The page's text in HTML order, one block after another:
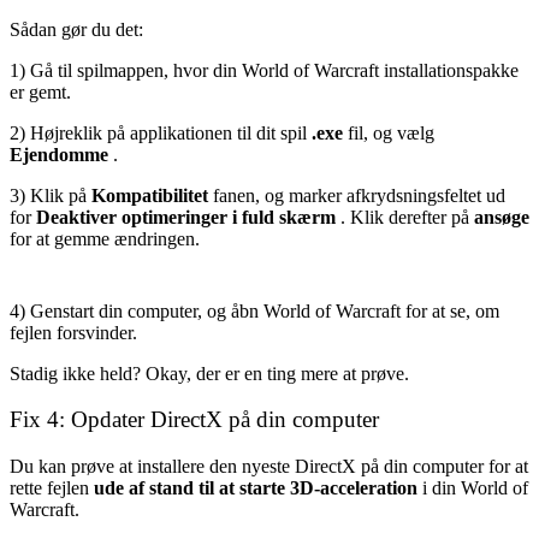
Sådan gør du det:
1) Gå til spilmappen, hvor din World of Warcraft installationspakke
er gemt.
2) Højreklik på applikationen til dit spil .exe fil, og vælg
Ejendomme .
3) Klik på Kompatibilitet fanen, og marker afkrydsningsfeltet ud
forDeaktiver optimeringer i fuld skærm . Klik derefter på ansøge
for at gemme ændringen.
4) Genstart din computer, og åbn World of Warcraft for at se, om
fejlen forsvinder.
Stadig ikke held? Okay, der er en ting mere at prøve.
Fix 4: Opdater DirectX på din computer
Du kan prøve at installere den nyeste DirectX på din computer for at
rette fejlen ude af stand til at starte 3D-acceleration i din World of
Warcraft.